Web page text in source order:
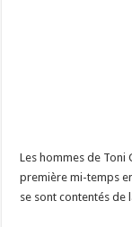
Les hommes de Toni
première mi-temps
se sont contentés de